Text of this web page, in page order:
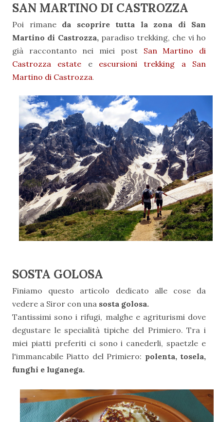
SAN MARTINO DI CASTROZZA
Poi rimane da scoprire tutta la zona di San
Martino di Castrozza, paradiso trekking, che vi ho
già raccontanto nei miei post San Martino di
Castrozza estate e escursioni trekking a San
Martino di Castrozza.
SOSTA GOLOSA
Finiamo questo articolo dedicato alle cose da
vedere a Siror con una sosta golosa.
Tantissimi sono i rifugi, malghe e agriturismi dove
degustare le specialità tipiche del Primiero. Tra i
miei piatti preferiti ci sono i canederli, spaetzle e
l'immancabile Piatto del Primiero: polenta, tosela,
funghi e luganega.